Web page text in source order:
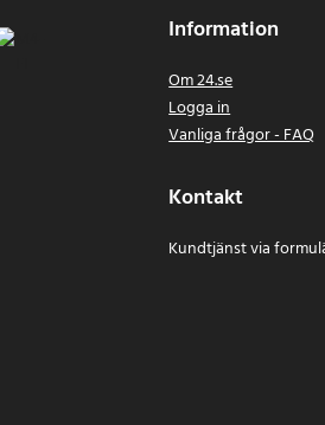
Information
Om 24.se
Logga in
Vanliga frågor - FAQ
Kontakt
Kundtjänst via